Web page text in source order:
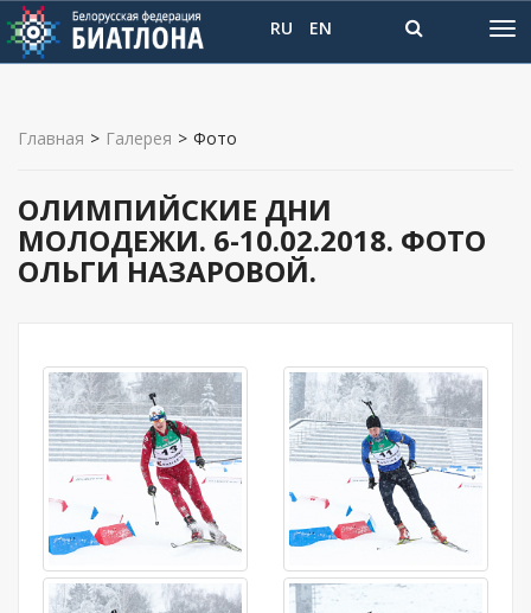
RU EN
Главная > Галерея > Фото
ОЛИМПИЙСКИЕ ДНИ
МОЛОДЕЖИ. 6-10.02.2018. ФОТО
ОЛЬГИ НАЗАРОВОЙ.